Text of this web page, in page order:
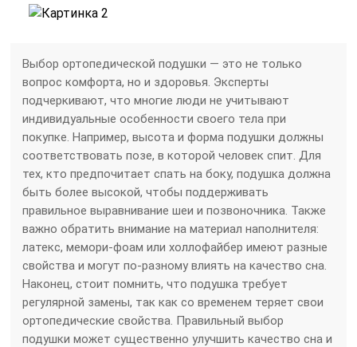
Выбор ортопедической подушки — это не только
вопрос комфорта, но и здоровья. Эксперты
подчеркивают, что многие люди не учитывают
индивидуальные особенности своего тела при
покупке. Например, высота и форма подушки должны
соответствовать позе, в которой человек спит. Для
тех, кто предпочитает спать на боку, подушка должна
быть более высокой, чтобы поддерживать
правильное выравнивание шеи и позвоночника. Также
важно обратить внимание на материал наполнителя:
латекс, мемори-фоам или холлофайбер имеют разные
свойства и могут по-разному влиять на качество сна.
Наконец, стоит помнить, что подушка требует
регулярной замены, так как со временем теряет свои
ортопедические свойства. Правильный выбор
подушки может существенно улучшить качество сна и